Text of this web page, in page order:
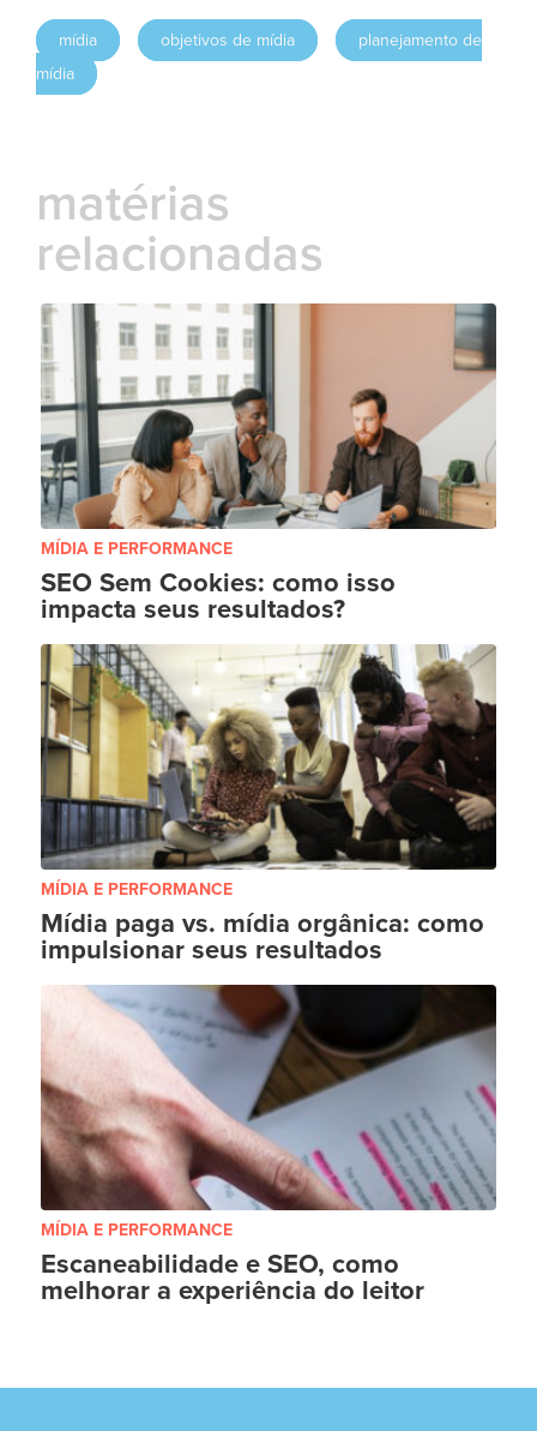
mídia objetivos de mídia
planejamento de
mídia
matérias
relacionadas
MÍDIA E PERFORMANCE
SEO Sem Cookies: como isso
impacta seus resultados?
MÍDIA E PERFORMANCE
Mídia paga vs. mídia orgânica: como
impulsionar seus resultados
MÍDIA E PERFORMANCE
Escaneabilidade e SEO, como
melhorar a experiência do leitor